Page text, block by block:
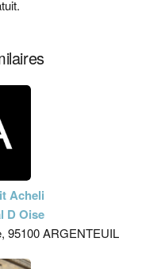
Acheli
D Oise
95100 ARGENTEUIL